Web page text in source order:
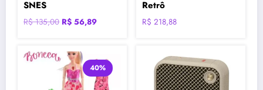
SNES
R$135,00 O
era:
R$ 135,00.
R$ 56,89O
é:
R$ 56,89.
Retrô
R$ 218,88
40%